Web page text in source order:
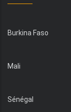
Burkina Faso
Mali
Sénégal